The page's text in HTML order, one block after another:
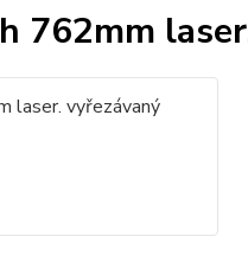
762mm